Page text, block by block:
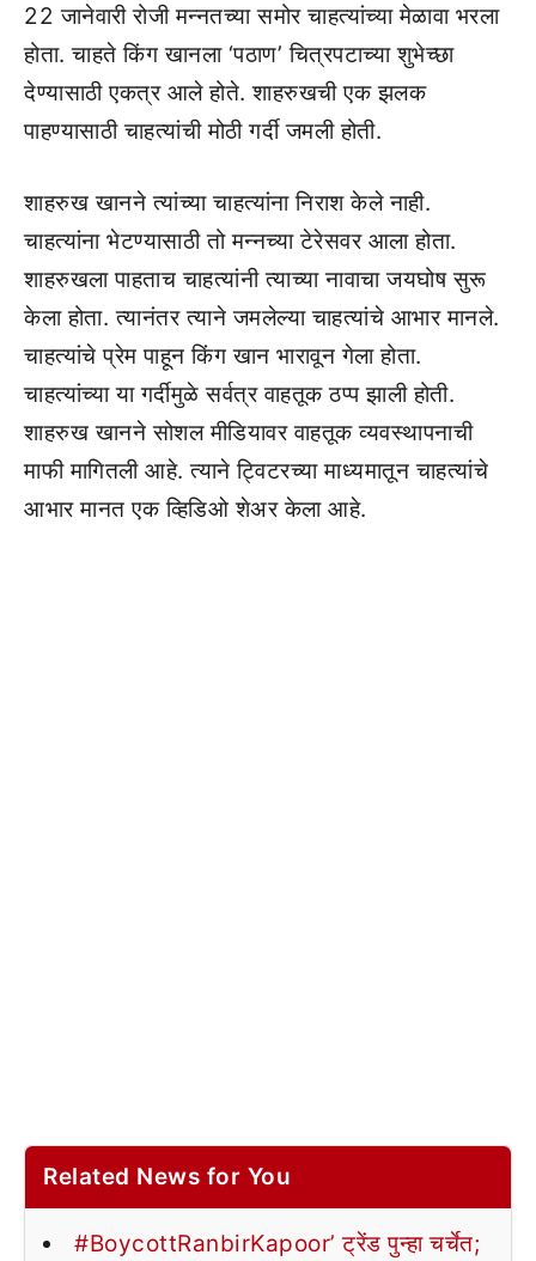
22 जानेवारी रोजी मन्नतच्या समोर चाहत्यांच्या मेळावा भरला
होता. चाहते किंग खानला ‘पठाण’ चित्रपटाच्या शुभेच्छा
देण्यासाठी एकत्र आले होते. शाहरुखची एक झलक
पाहण्यासाठी चाहत्यांची मोठी गर्दी जमली होती.
शाहरुख खानने त्यांच्या चाहत्यांना निराश केले नाही.
चाहत्यांना भेटण्यासाठी तो मन्नच्या टेरेसवर आला होता.
शाहरुखला पाहताच चाहत्यांनी त्याच्या नावाचा जयघोष सुरू
केला होता. त्यानंतर त्याने जमलेल्या चाहत्यांचे आभार मानले.
चाहत्यांचे प्रेम पाहून किंग खान भारावून गेला होता.
चाहत्यांच्या या गर्दीमुळे सर्वत्र वाहतूक ठप्प झाली होती.
शाहरुख खानने सोशल मीडियावर वाहतूक व्यवस्थापनाची
माफी मागितली आहे. त्याने ट्विटरच्या माध्यमातून चाहत्यांचे
आभार मानत एक व्हिडिओ शेअर केला आहे.
Related News for You
#BoycottRanbirKapoor’ ट्रेंड पुन्हा चर्चेत;